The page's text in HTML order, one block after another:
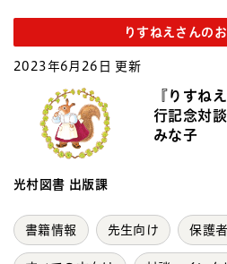
りすねえさんの
2023年6月26日 更新
『りすね
行記念対
みな子
光村図書 出版課
書籍情報 先生向け 保護